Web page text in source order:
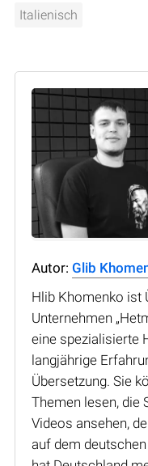
Italienisch
Autor: Glib
Hlib Khomenko ist
Unternehmen
eine spezialisierte
langjährige
Übersetzung. Sie
Themen lesen, die
Videos ansehen,
auf dem